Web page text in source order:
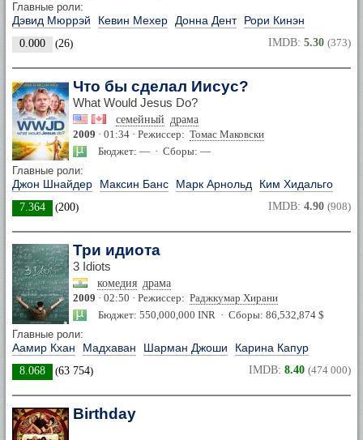
Главные роли:
Дэвид Мюррэй Кевин Мехер Донна Дент Рори Кинэн
0.000 (26) IMDB: 5.30 (373)
Что бы сделал Иисус?
What Would Jesus Do?
семейный драма
2009 · 01:34 · Режиссер: Томас Маковски
Бюджет: — · Сборы: —
Главные роли:
Джон Шнайдер Максин Банс Марк Арнольд Ким Хидальго
7.364 (200) IMDB: 4.90 (908)
Три идиота
3 Idiots
комедия драма
2009 · 02:50 · Режиссер: Раджкумар Хирани
Бюджет: 550,000,000 INR · Сборы: 86,532,874 $
Главные роли:
Аамир Кхан Мадхаван Шарман Джоши Карина Капур
8.068 (63 754) IMDB: 8.40 (474 000)
Birthday